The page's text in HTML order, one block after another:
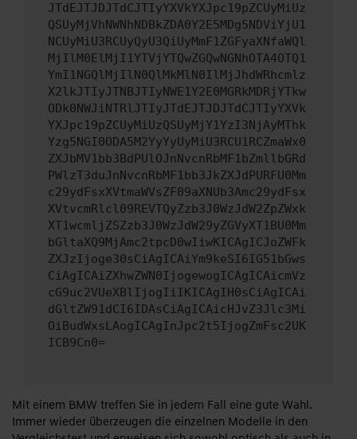
JTdEJTJDJTdCJTIyYXVkYXJpc19pZCUyMiUz
QSUyMjVhNWNhNDBkZDA0Y2E5MDg5NDViYjU1
NCUyMiU3RCUyQyU3QiUyMmF1ZGFyaXNfaWQl
MjIlM0ElMjI1YTVjYTQwZGQwNGNhOTA4OTQ1
YmI1NGQlMjIlN0QlMkMlN0IlMjJhdWRhcmlz
X2lkJTIyJTNBJTIyNWE1Y2E0MGRkMDRjYTkw
ODk0NWJiNTRlJTIyJTdEJTJDJTdCJTIyYXVk
YXJpc19pZCUyMiUzQSUyMjY1YzI3NjAyMThk
Yzg5NGI0ODA5M2YyYyUyMiU3RCU1RCZmaWx0
ZXJbMV1bb3BdPUlOJnNvcnRbMF1bZmllbGRd
PWlzT3duJnNvcnRbMF1bb3JkZXJdPURFU0Mm
c29ydFsxXVtmaWVsZF09aXNUb3Amc29ydFsx
XVtvcmRlcl09REVTQyZzb3J0WzJdW2ZpZWxk
XT1wcmljZSZzb3J0WzJdW29yZGVyXT1BU0Mm
bGltaXQ9MjAmc2tpcD0wIiwKICAgICJoZWFk
ZXJzIjoge30sCiAgICAiYm9keSI6IG51bGws
CiAgICAiZXhwZWN0IjogewogICAgICAicmVz
cG9uc2VUeXBlIjogIiIKICAgIH0sCiAgICAi
dGltZW91dCI6IDAsCiAgICAicHJvZ3Jlc3Mi
OiBudWxsLAogICAgInJpc2t5IjogZmFsc2UK
ICB9Cn0=
Mit einem BMW treffen Sie in jedem Fall eine gute Wahl.
Immer wieder überzeugen die einzelnen Modelle in den